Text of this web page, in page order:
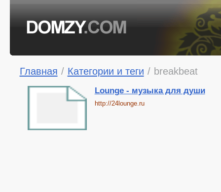
Главная / Категории и теги / breakbeat
Lounge - музыка для души
http://24lounge.ru